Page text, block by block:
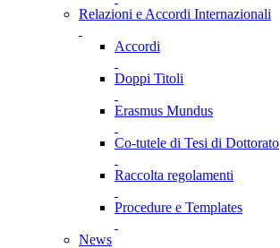
Relazioni e Accordi Internazionali
Accordi
Doppi Titoli
Erasmus Mundus
Co-tutele di Tesi di Dottorato
Raccolta regolamenti
Procedure e Templates
News